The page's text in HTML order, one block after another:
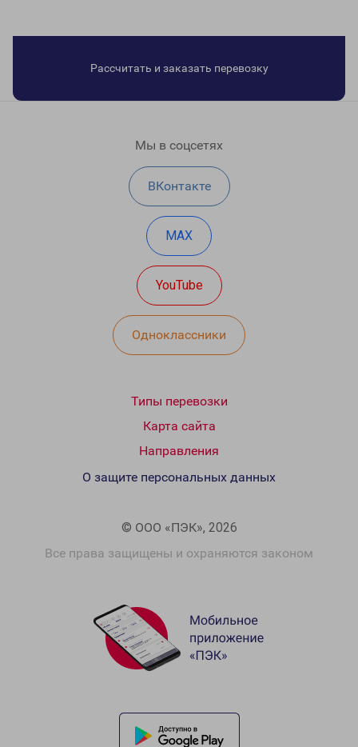
Рассчитать и заказать перевозку
Мы в соцсетях
ВКонтакте
MAX
YouTube
Одноклассники
Типы перевозки
Карта сайта
Направления
© ООО «ПЭК», 2026
Все права защищены и охраняются законом
О защите персональных данных